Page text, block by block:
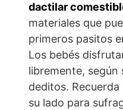
dactilar
materiales que
primeros pasitos
Los bebés
libremente, según
deditos.
su lado para